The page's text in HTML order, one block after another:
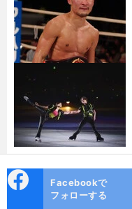
ok
Facebookで
フォローする